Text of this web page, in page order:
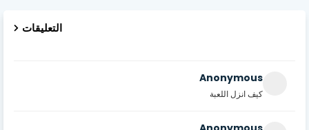
التعليقات
Anonymous
كيف انزل اللعبة